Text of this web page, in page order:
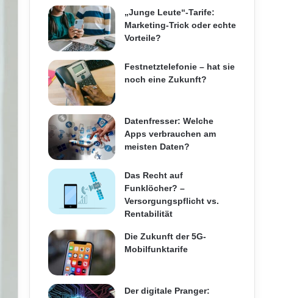
„Junge Leute“-Tarife:
Marketing-Trick oder echte
Vorteile?
Festnetztelefonie – hat sie
noch eine Zukunft?
Datenfresser: Welche
Apps verbrauchen am
meisten Daten?
Das Recht auf
Funklöcher? –
Versorgungspflicht vs.
Rentabilität
Die Zukunft der 5G-
Mobilfunktarife
Der digitale Pranger: